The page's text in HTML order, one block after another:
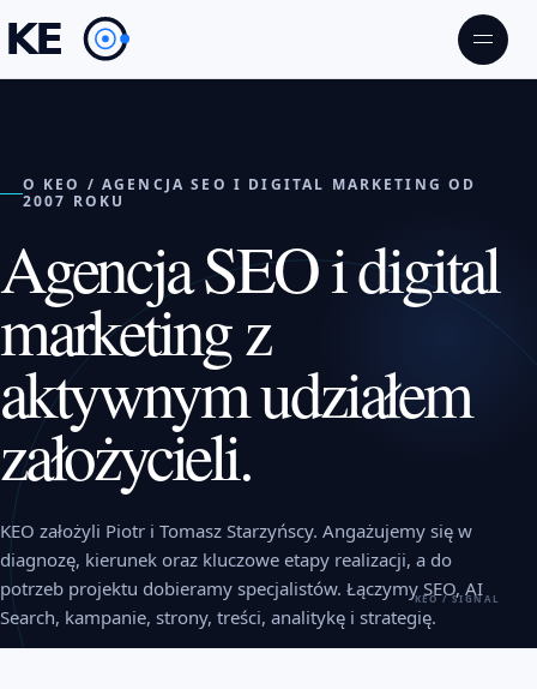
O KEO / AGENCJA SEO I DIGITAL MARKETING OD
2007 ROKU
Agencja SEO i digital
marketing z
aktywnym udziałem
założycieli.
KEO założyli Piotr i Tomasz Starzyńscy. Angażujemy się w
diagnozę, kierunek oraz kluczowe etapy realizacji, a do
potrzeb projektu dobieramy specjalistów. Łączymy SEO, AI
Search, kampanie, strony, treści, analitykę i strategię.
KEO / SIGNAL